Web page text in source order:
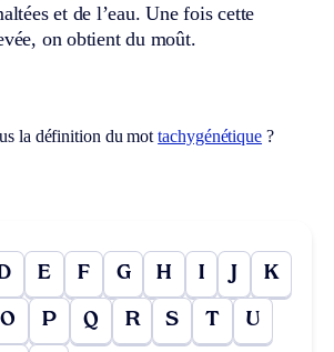
et de l’eau. Une fois cette
on obtient du moût.
la définition du mottachygénétique ?
E F G H I J K
O P Q R S T U